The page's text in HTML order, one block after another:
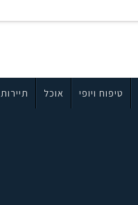
טיפוח ויופי אוכל תיירות